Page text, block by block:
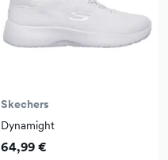
Skechers
Dynamight
64,99 €